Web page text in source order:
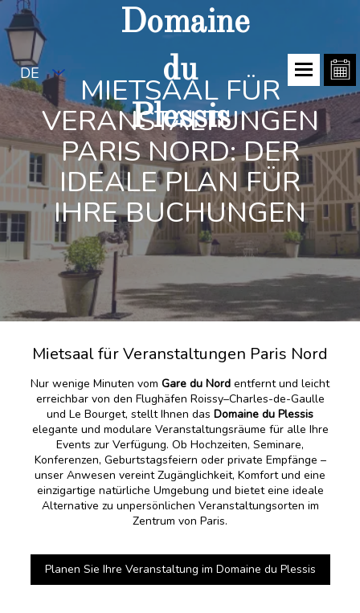
DE
Domaine
du
Plessis
MIETSAAL FÜR
VERANSTALTUNGEN
PARIS NORD: DER
IDEALE PLAN FÜR
IHRE BUCHUNGEN
Mietsaal für Veranstaltungen Paris Nord
Nur wenige Minuten vom Gare du Nord entfernt und leicht
erreichbar von den Flughäfen Roissy–Charles-de-Gaulle
und Le Bourget, stellt Ihnen das Domaine du Plessis
elegante und modulare Veranstaltungsräume für alle Ihre
Events zur Verfügung. Ob Hochzeiten, Seminare,
Konferenzen, Geburtstagsfeiern oder private Empfänge –
unser Anwesen vereint Zugänglichkeit, Komfort und eine
einzigartige natürliche Umgebung und bietet eine ideale
Alternative zu unpersönlichen Veranstaltungsorten im
Zentrum von Paris.
Planen Sie Ihre Veranstaltung im Domaine du Plessis